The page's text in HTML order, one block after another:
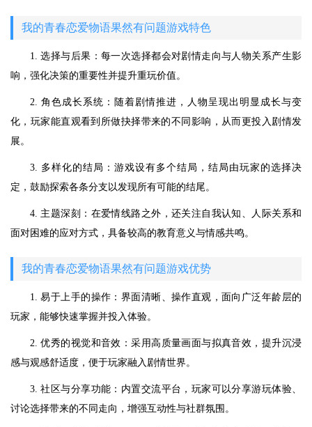
我的青春恋爱物语果然有问题游戏特色
1. 选择与后果：每一次选择都会对剧情走向与人物关系产生影
响，强化决策的重要性并提升重玩价值。
2. 角色成长系统：随着剧情推进，人物呈现出明显成长与变
化，玩家能直观看到所做抉择带来的不同影响，从而更投入剧情发
展。
3. 多样化的结局：游戏设有多个结局，结局由玩家的选择决
定，鼓励探索各条分支以发现所有可能的结尾。
4. 主题深刻：在爱情线路之外，还关注自我认知、人际关系和
面对困难的应对方式，具备较高的教育意义与情感共鸣。
我的青春恋爱物语果然有问题游戏优势
1. 易于上手的操作：界面清晰、操作直观，面向广泛年龄层的
玩家，能够快速掌握并投入体验。
2. 优秀的视觉和音效：采用高质量画面与拟真音效，提升沉浸
感与观感舒适度，便于玩家融入剧情世界。
3. 社区与分享功能：内置交流平台，玩家可以分享游玩体验、
讨论选择带来的不同走向，增强互动性与社群氛围。